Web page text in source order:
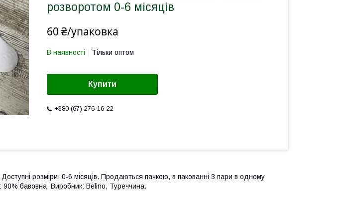
розворотом 0-6 місяців
60 ₴/упаковка
В наявності Тільки оптом
Купити
+380 (67) 276-16-22
розміри: 0-6 місяців. Продаються пачкою, в пакованні 3 пари в одному
90% бавовна. Виробник: Belino, Туреччина.